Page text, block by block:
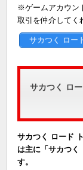
※ゲームアカウン
取引を仲介してく
サカつく ロー
サカつく ロ
サカつく ロード
は主に「サカつく
す。